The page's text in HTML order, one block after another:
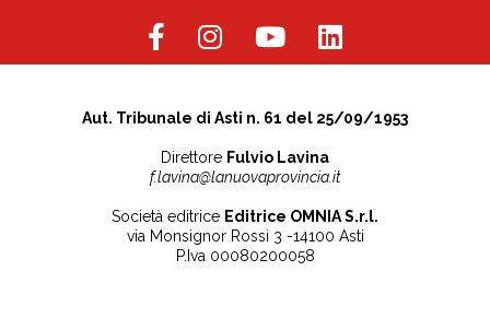
Aut. Tribunale di Asti n. 61 del 25/09/1953
Direttore Fulvio Lavina
f.lavina@lanuovaprovincia.it
Società editrice Editrice OMNIA S.r.l.
via Monsignor Rossi 3 -14100 Asti
P.Iva 00080200058